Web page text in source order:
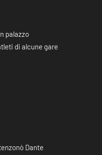
palazzo
di alcune gare
Dante